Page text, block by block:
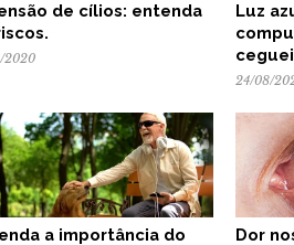
de cílios: entenda
2020
Luz
24/08/
a importância do
Dor